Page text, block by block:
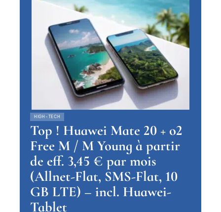
HIGH-TECH
Top ! Huawei Mate 20 + o2
Free M / M Young à partir
de eff. 3,45 € par mois
(Allnet-Flat, SMS-Flat, 10
GB LTE) – incl. Huawei-
Tablet